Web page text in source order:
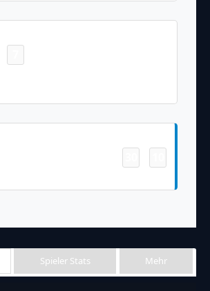
Spieler Stats Mehr